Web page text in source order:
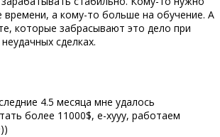
времени, а кому-то больше на обучение. А
которые забрасывают это дело при
сделках.
4.5 месяца мне удалось
более 11000$, е-хууу, работаем